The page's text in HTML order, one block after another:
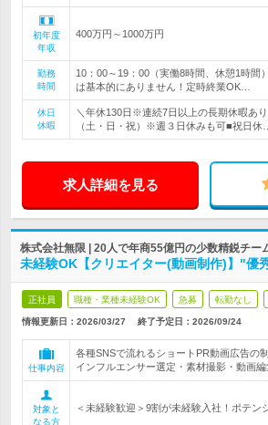
初年度
年収
400万円～1000万円
勤務
時間
10：00～19：00（実働8時間、休憩1時
は基本的にありません！定時終業OK…
休日
休暇
＼年休130日※連続7日以上の長期休暇あ
（土・日・祝）※週３日休みも可■祝日休…
求人詳細を見る
株式会社無限 | 20人で年商55億円の少数精鋭チー
未経験OK【クリエイター(動画制作)】"優
正社員 職種・業種未経験OK 急募 転勤なし
情報更新日：2026/03/27 終了予定日： 2026/09/24
仕事内容
各種SNSで流れるショートPR動画広告の
インフルエンサー選定・素材撮影・動画編
対象と
なる方
＜未経験歓迎＞9割が未経験入社！ポテン